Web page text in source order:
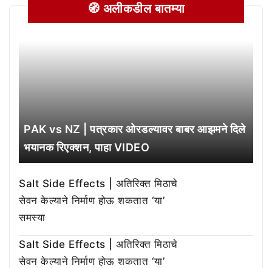
🧭 अलीकडील बातम्या
PAK vs NZ | पत्रकार ओरडल्यावर बाबर आझमने दिले
भयानक रिएक्शन, पाहा VIDEO
Salt Side Effects | अतिरिक्त मिठाचे
सेवन केल्याने निर्माण होऊ शकतात ‘या’
समस्या
Salt Side Effects | अतिरिक्त मिठाचे
सेवन केल्याने निर्माण होऊ शकतात ‘या’